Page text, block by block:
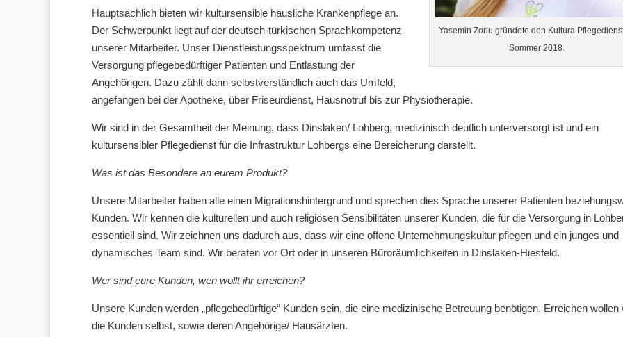
Yasemin Zorlu gründete den Kultura
Sommer 2018.
Hauptsächlich bieten wir kultursensible häusliche Krankenpflege an.
Der Schwerpunkt liegt auf der deutsch-türkischen Sprachkompetenz
unserer Mitarbeiter. Unser Dienstleistungsspektrum umfasst die
Versorgung pflegebedürftiger Patienten und Entlastung der
Angehörigen. Dazu zählt dann selbstverständlich auch das Umfeld,
angefangen bei der Apotheke, über Friseurdienst, Hausnotruf bis zur Physiotherapie.
Wir sind in der Gesamtheit der Meinung, dass Dinslaken/ Lohberg, medizinisch deutlich unterversorgt ist und ein
kultursensibler Pflegedienst für die Infrastruktur Lohbergs eine Bereicherung darstellt.
Was ist das Besondere an eurem Produkt?
Unsere Mitarbeiter haben alle einen Migrationshintergrund und sprechen dies Sprache unserer Patienten
Kunden. Wir kennen die kulturellen und auch religiösen Sensibilitäten unserer Kunden, die für die Versorgung in
essentiell sind. Wir zeichnen uns dadurch aus, dass wir eine offene Unternehmungskultur pflegen und ein junges und
dynamisches Team sind. Wir beraten vor Ort oder in unseren Büroräumlichkeiten in Dinslaken-Hiesfeld.
Wer sind eure Kunden, wen wollt ihr erreichen?
Unsere Kunden werden „pflegebedürftige“ Kunden sein, die eine medizinische Betreuung benötigen. Erreichen wollen
die Kunden selbst, sowie deren Angehörige/ Hausärzten.